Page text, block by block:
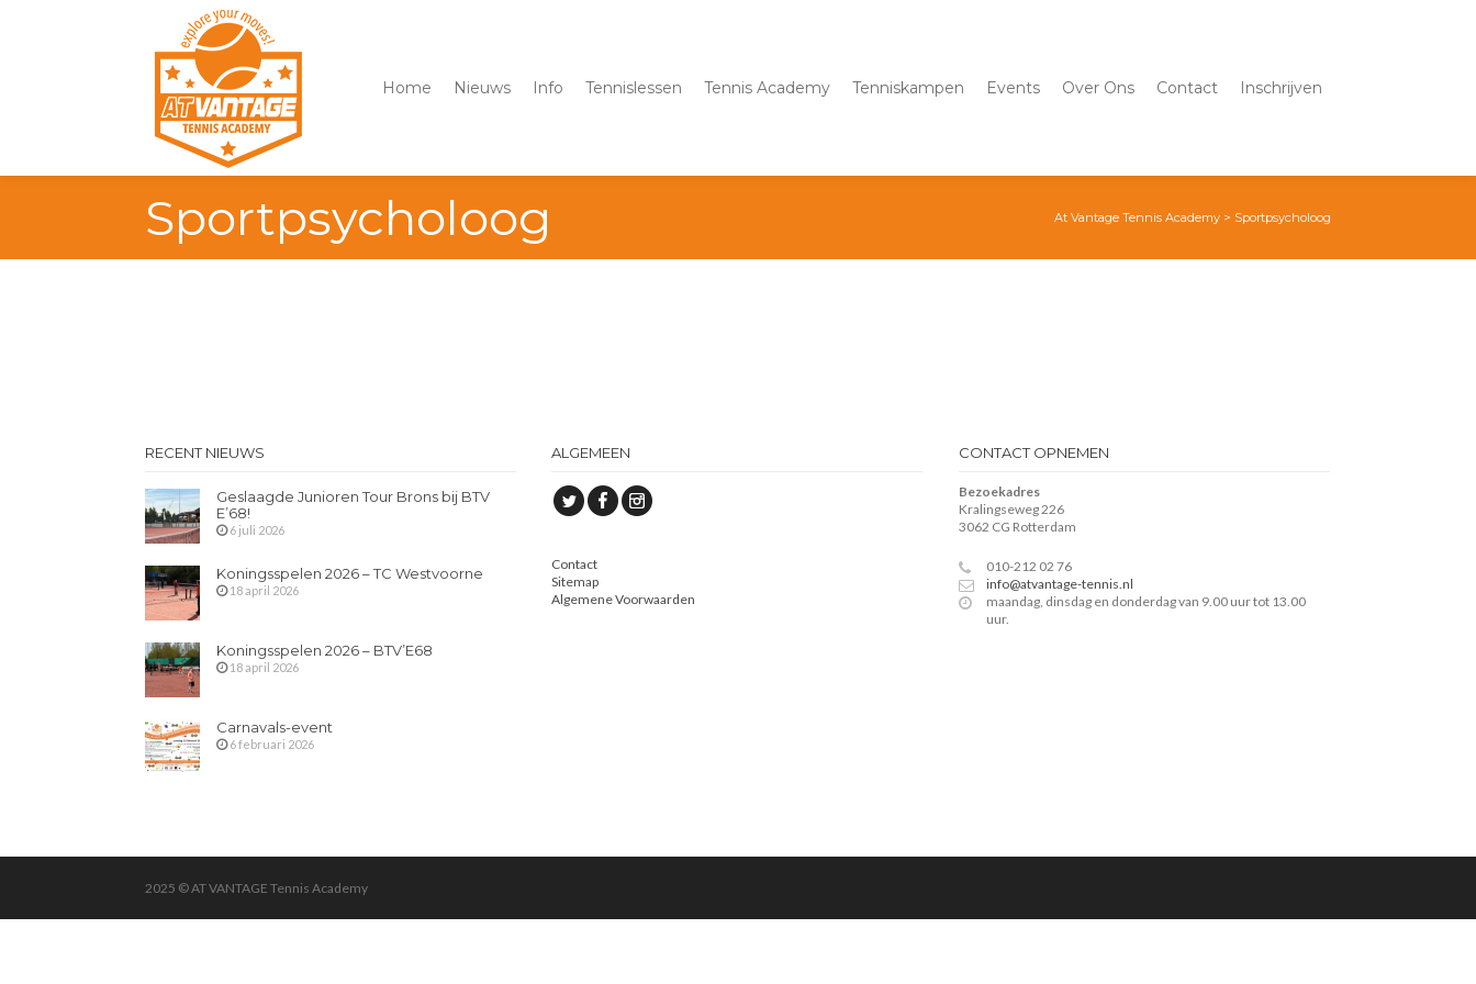
Home Nieuws Info Tennislessen Tennis Academy Tenniskampen Events Over Ons Contact Inschrijven
Sportpsycholoog At Vantage Tennis Academy > Sportpsycholoog
RECENT NIEUWS
Geslaagde Junioren Tour Brons bij BTV
E’68!
6 juli 2026
Koningsspelen 2026 – TC Westvoorne
18 april 2026
Koningsspelen 2026 – BTV’E68
18 april 2026
Carnavals-event
6 februari 2026
ALGEMEEN
Contact
Sitemap
Algemene Voorwaarden
CONTACT OPNEMEN
Bezoekadres
Kralingseweg 226
3062 CG Rotterdam
010-212 02 76
info@atvantage-tennis.nl
maandag, dinsdag en donderdag van 9.00 uur tot 13.00
uur.
2025 © AT VANTAGE Tennis Academy